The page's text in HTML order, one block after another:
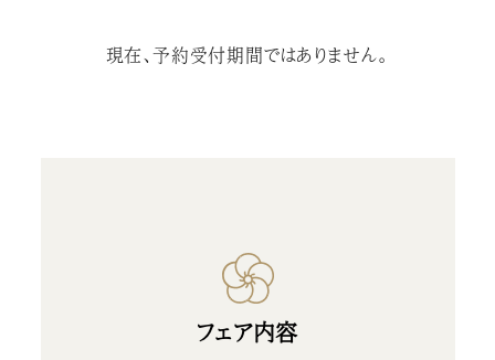
現在、予約受付期間ではありません。
フェア内容